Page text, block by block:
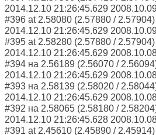
2014.12.10 21:26:45.629
#396 at 2.58080 (2.57880 / 2.57904)
2014.12.10 21:26:45.629
#395 at 2.58280 (2.57880 / 2.57904)
2014.12.10 21:26:45.629
#394 на 2.56189 (2.56070 /
2014.12.10 21:26:45.629
#393 на 2.58139 (2.58020 /
2014.12.10 21:26:45.629
#392 на 2.58065 (2.58180 /
2014.12.10 21:26:45.628
#391 at 2.45610 (2.45890 / 2.45914)